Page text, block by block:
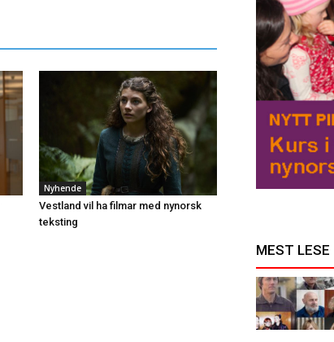
Nyhende
Vestland vil ha filmar med nynorsk
teksting
MEST LESE